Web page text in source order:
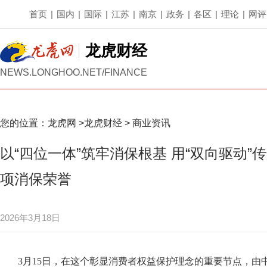
首页 | 国内 | 国际 | 江苏 | 南京 | 政务 | 各区 | 理论 | 网评
龙虎财经
NEWS.LONGHOO.NET/FINANCE
您的位置： 龙虎网 >龙虎财经 > 商业资讯
以“四位一体”筑牢消保根基 用“双向驱动”
项消保荣誉
2026年3月18日
3月15日，在这个彰显消费者权益保护理念的重要节点，由